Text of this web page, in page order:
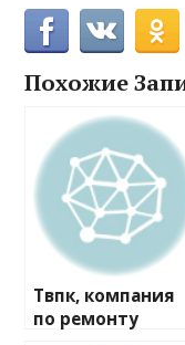
Похожие
Твпк, компания
по ремонту